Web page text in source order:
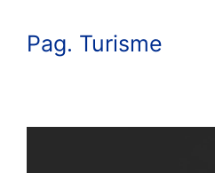
Pag. Turisme